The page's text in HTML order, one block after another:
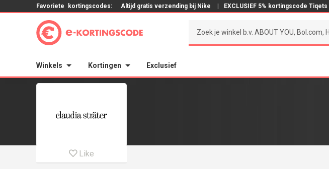
Favoriete kortingscodes: Altijd gratis verzending bij Nike EXCLUSIEF 5% kortingscode Tiqets
Winkels Kortingen Exclusief
Like